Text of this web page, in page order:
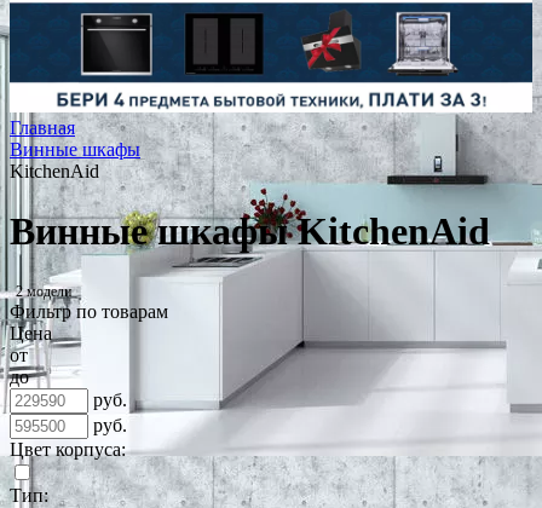
Главная
Винные шкафы
KitchenAid
Винные шкафы KitchenAid
2 модели
Фильтр по товарам
Цена
от
до
руб.
руб.
Цвет корпуса:
Тип: